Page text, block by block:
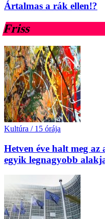
Ártalmas a rák ellen!?
Friss
Kultúra / 15 órája
Hetven éve halt meg az
egyik legnagyobb